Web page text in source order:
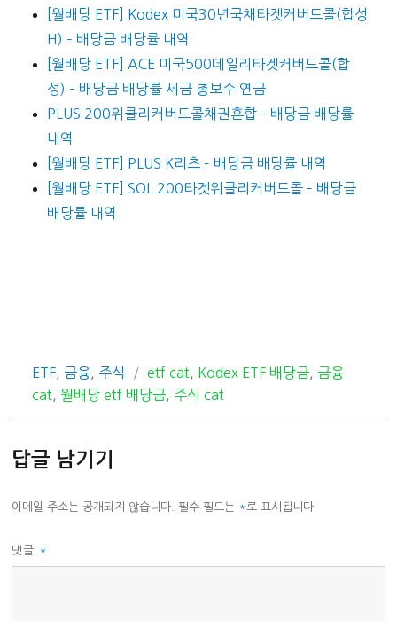
[월배당 ETF] Kodex 미국30년국채타겟커버드콜(합성
H) – 배당금 배당률 내역
[월배당 ETF] ACE 미국500데일리타겟커버드콜(합
성) – 배당금 배당률 세금 총보수 연금
PLUS 200위클리커버드콜채권혼합 – 배당금 배당률
내역
[월배당 ETF] PLUS K리츠 – 배당금 배당률 내역
[월배당 ETF] SOL 200타겟위클리커버드콜 – 배당금
배당률 내역
카
테
ETF, 금융, 주식
태
그
etf cat, Kodex ETF 배당금, 금융
cat, 월배당 etf 배당금, 주식 cat
답글 남기기
이메일 주소는 공개되지 않습니다. 필수 필드는 *로 표시됩니다
댓글 *